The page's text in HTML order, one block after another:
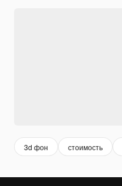
3d фон стоимость